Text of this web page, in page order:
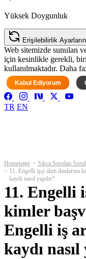
Yüksek Doygunluk
Erişilebilirlik
Web sitemizde sunulan
için kesinlikle gerekli,
kullanılmaktadır. Daha
Kabul Ediyorum
TR EN
Homepage Sıkça Sorulan
11. Engelli işçi alım ilanlarına
kaydı nasıl yapılır?
11. Engelli
kimler
Engelli iş
kaydı nasıl